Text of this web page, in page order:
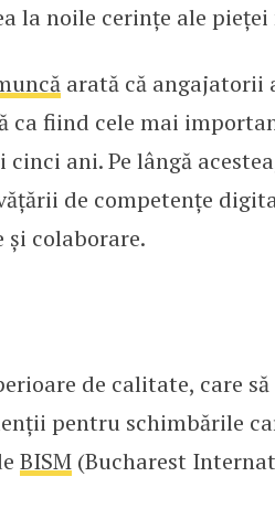
la noile cerințe ale
arată că angajatorii
ca fiind cele mai
ani. Pe lângă
de competențe
colaborare.
de calitate, care să
pentru schimbările
BISM(Bucharest